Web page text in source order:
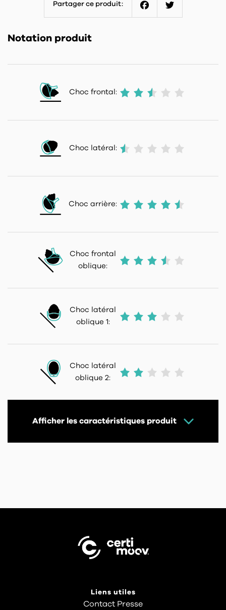
Partager ce produit:
Notation produit
Choc frontal:
Choc latéral:
Choc arrière:
Choc frontal
oblique:
Choc latéral
oblique 1:
Choc latéral
oblique 2:
Afficher les caractéristiques produit
Liens utiles
Contact Presse